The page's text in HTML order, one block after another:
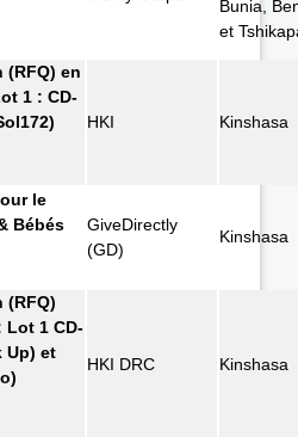
Bunia,
et
(RFQ) en
1 : CD-
HKI Kinshasa
le
Bébés
GiveDirectly
(GD)
Kinshasa
(RFQ)
1 CD-
Up) et
HKI DRC Kinshasa